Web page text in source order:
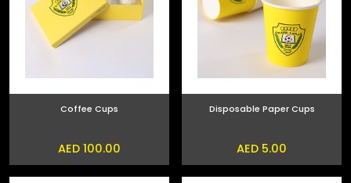
Disposable Paper Cups
AED 5.00
Coffee Cups
AED 100.00